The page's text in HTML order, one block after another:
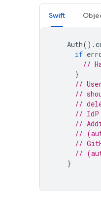
Swift
Auth().
if
//
}
//
//
//
// IdP
//
//
//
//
}